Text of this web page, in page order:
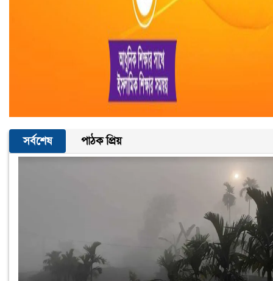
সর্বশেষ পাঠক প্রিয়